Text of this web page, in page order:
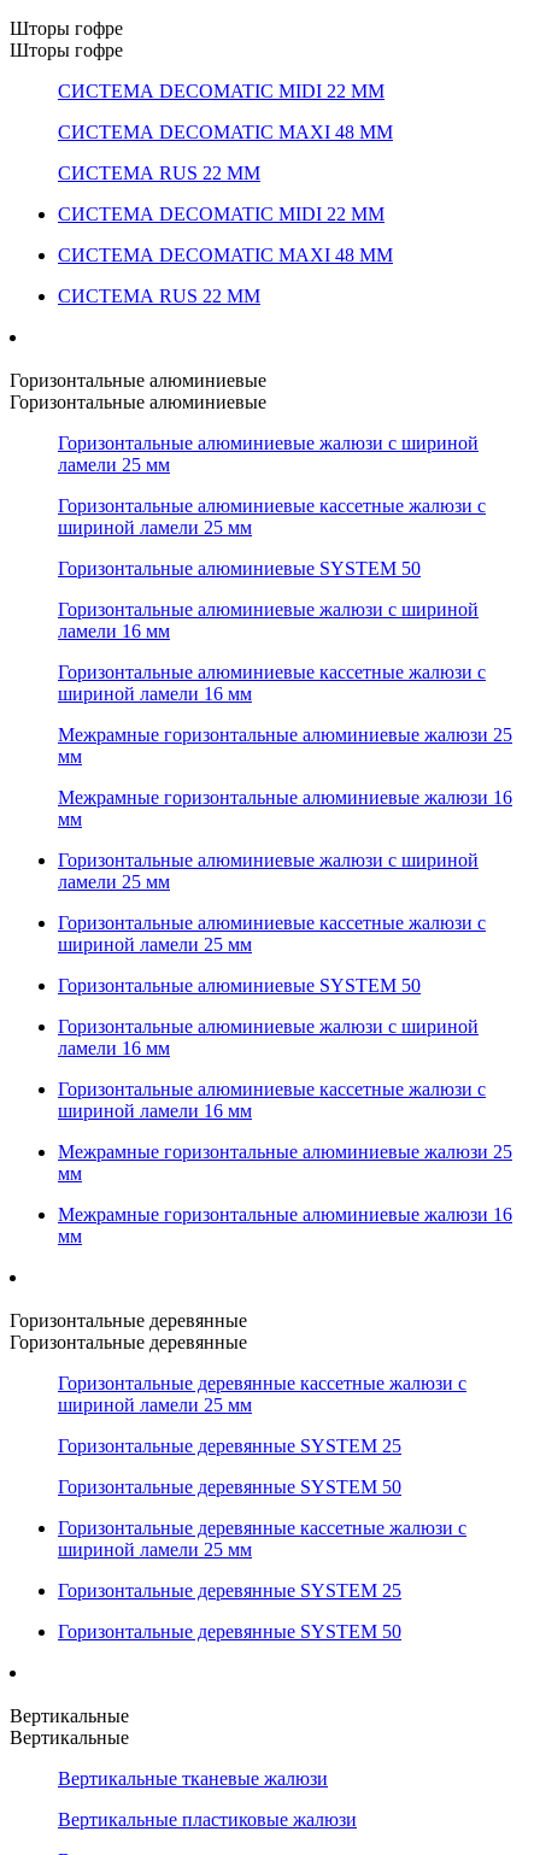
Шторы гофре
Шторы гофре
СИСТЕМА DECOMATIC MIDI 22 ММ
СИСТЕМА DECOMATIC MAXI 48 ММ
СИСТЕМА RUS 22 ММ
СИСТЕМА DECOMATIC MIDI 22 ММ
СИСТЕМА DECOMATIC MAXI 48 ММ
СИСТЕМА RUS 22 ММ
Горизонтальные алюминиевые
Горизонтальные алюминиевые
Горизонтальные алюминиевые жалюзи с шириной
ламели 25 мм
Горизонтальные алюминиевые кассетные жалюзи с
шириной ламели 25 мм
Горизонтальные алюминиевые SYSTEM 50
Горизонтальные алюминиевые жалюзи с шириной
ламели 16 мм
Горизонтальные алюминиевые кассетные жалюзи с
шириной ламели 16 мм
Межрамные горизонтальные алюминиевые жалюзи 25
мм
Межрамные горизонтальные алюминиевые жалюзи 16
мм
Горизонтальные алюминиевые жалюзи с шириной
ламели 25 мм
Горизонтальные алюминиевые кассетные жалюзи с
шириной ламели 25 мм
Горизонтальные алюминиевые SYSTEM 50
Горизонтальные алюминиевые жалюзи с шириной
ламели 16 мм
Горизонтальные алюминиевые кассетные жалюзи с
шириной ламели 16 мм
Межрамные горизонтальные алюминиевые жалюзи 25
мм
Межрамные горизонтальные алюминиевые жалюзи 16
мм
Горизонтальные деревянные
Горизонтальные деревянные
Горизонтальные деревянные кассетные жалюзи с
шириной ламели 25 мм
Горизонтальные деревянные SYSTEM 25
Горизонтальные деревянные SYSTEM 50
Горизонтальные деревянные кассетные жалюзи с
шириной ламели 25 мм
Горизонтальные деревянные SYSTEM 25
Горизонтальные деревянные SYSTEM 50
Вертикальные
Вертикальные
Вертикальные тканевые жалюзи
Вертикальные пластиковые жалюзи